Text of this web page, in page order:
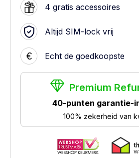
4 gratis accessoires
Altijd SIM-lock vrij
€ Echt de goedkoopste
Premium
40-punten garantie-
100% zekerheid van